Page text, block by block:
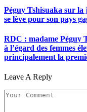
Péguy Tshisuaka sur la
se lève pour son pays
RDC : madame Péguy
à l’égard des femmes
principalement la
Leave A Reply